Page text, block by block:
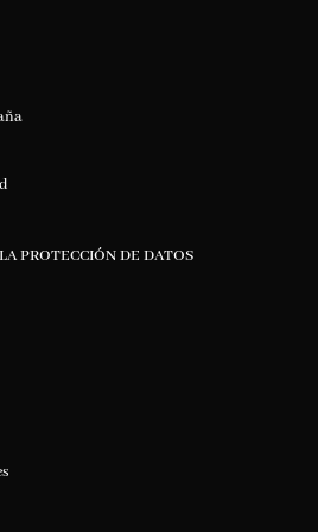
PROTECCIÓN DE DATOS